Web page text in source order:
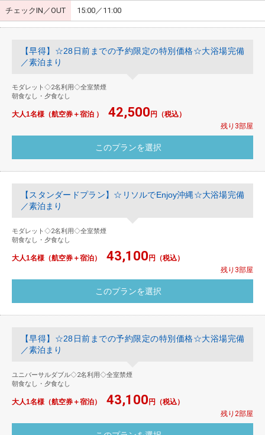
チェックIN／OUT 15:00／11:00
【早得】☆28日前までの予約限定の特別価格☆大浴場完備
／素泊まり
モダレット◇2名利用◇全室禁煙
朝食なし・夕食なし
大人1名様（航空券＋宿泊 ） 42,500 円（税込）
残り3部屋
【スタンダードプラン】☆リソルでEnjoy沖縄☆大浴場完備
／素泊まり
モダレット◇2名利用◇全室禁煙
朝食なし・夕食なし
大人1名様（航空券＋宿泊） 43,100 円（税込）
残り3部屋
【早得】☆28日前までの予約限定の特別価格☆大浴場完備
／素泊まり
ユニバーサルダブル◇2名利用◇全室禁煙
朝食なし・夕食なし
大人1名様（航空券＋宿泊） 43,100 円（税込）
残り2部屋